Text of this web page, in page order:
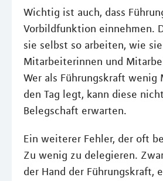
Wichtig ist auch, dass
Vorbildfunktion einnehmen.
sie selbst so arbeiten, wie
Mitarbeiterinnen und
Wer als Führungskraft wenig
den Tag legt, kann diese
Belegschaft erwarten.
Ein weiterer Fehler, der oft
Zu wenig zu delegieren.
der Hand der Führungskraft,